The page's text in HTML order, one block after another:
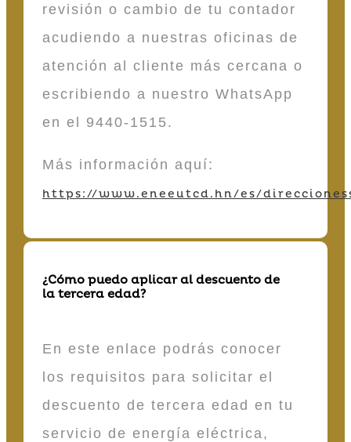
revisión o cambio de tu contador
acudiendo a nuestras oficinas de
atención al cliente más cercana o
escribiendo a nuestro WhatsApp
en el 9440-1515.
Más información aquí:
https://www.eneeutcd.hn/es/
¿Cómo puedo aplicar al descuento de
la tercera edad?
En este enlace podrás conocer
los requisitos para solicitar el
descuento de tercera edad en tu
servicio de energía eléctrica,